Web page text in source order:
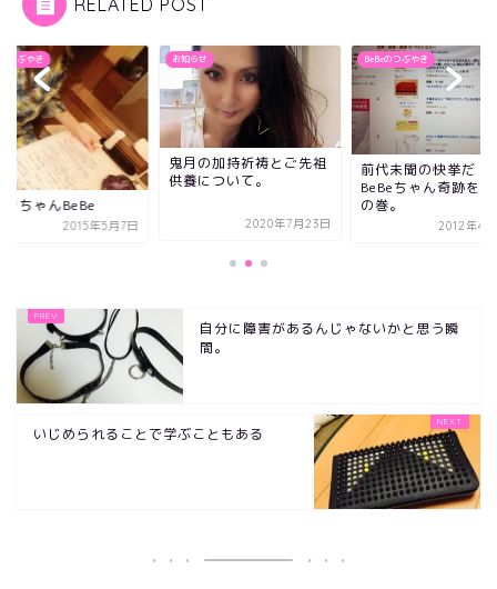
RELATED POST
らせ
の加持祈祷とご先祖
について。
2020年7月23日
BeBeのつぶやき
前代未聞の快挙だ！！
BeBeちゃん奇跡を起こす
2012年4月25日
BeBeのつぶやき
筆書きちゃんBeBe
2015年
自分に障害があるんじゃないかと思う瞬
間。
いじめられることで学ぶこともある